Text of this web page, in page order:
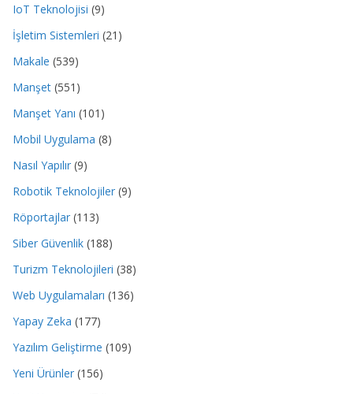
IoT Teknolojisi (9)
İşletim Sistemleri (21)
Makale (539)
Manşet (551)
Manşet Yanı (101)
Mobil Uygulama (8)
Nasıl Yapılır (9)
Robotik Teknolojiler (9)
Röportajlar (113)
Siber Güvenlik (188)
Turizm Teknolojileri (38)
Web Uygulamaları (136)
Yapay Zeka (177)
Yazılım Geliştirme (109)
Yeni Ürünler (156)